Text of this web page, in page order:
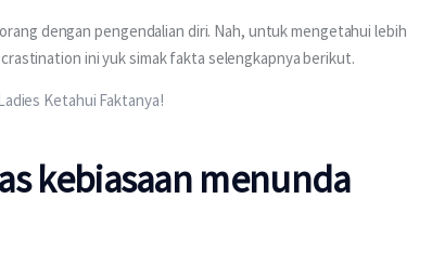
dengan pengendalian diri. Nah, untuk mengetahui lebih
ini yuk simak fakta selengkapnya berikut.
Ketahui Faktanya!
kebiasaan menunda